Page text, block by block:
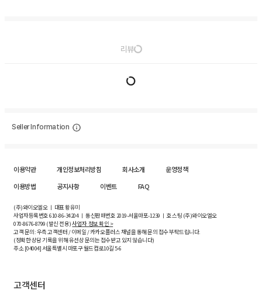
리뷰
Seller Information
이용약관 개인정보처리방침 회사소개
운영정책
이용방법
공지사항 이벤트 FAQ
(주)와이오엘오 ㅣ 대표 황유미
사업자등록번호610-86-34204ㅣ 통신판매번호 2019-서울마포-1239 ㅣ 호스팅 (주)와이오엘오
070-8676-8799 (발신 전용)사업자 정보 확인 >
고객 문의: 우측 고객센터 / 이메일 / 카카오플러스 채널을 통해 문의 접수 부탁드립니다.
(정확한 상담 기록을 위해 유선상 문의는 접수받고 있지 않습니다)
주소 [04004] 서울특별시 마포구 월드컵로10길5-6
고객센터